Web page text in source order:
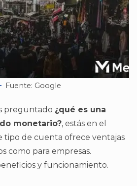
Fuente: Google
preguntado ¿qué es una
monetario?, estás en el
tipo de cuenta ofrece ventajas
como para empresas.
y funcionamiento.